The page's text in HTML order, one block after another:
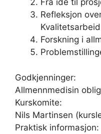
Fra ide til
Refleksjon
Forskning i
Godkjenninger:
Allmennmedisin
Kurskomite:
Nils Martinsen
Praktisk informasjon: